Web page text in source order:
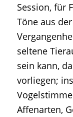
Session, für
Töne aus
seltene
sein kann,
vorliegen;
Affenarten,